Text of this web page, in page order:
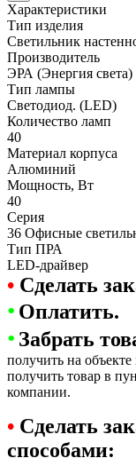
Характеристики
Тип изделия
Светильник
Производитель
ЭРА (Энергия света)
Тип лампы
Светодиод. (LED)
Количество ламп
40
Материал корпуса
Алюминий
Мощность, Вт
40
Серия
36 Офисные
Тип ПРА
LED-драйвер
• Сделать
• Оплатить.
• Забрать
получить на
получить товар в
компании.
• Сделать
способами: